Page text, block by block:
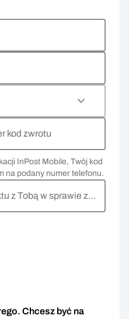
kod zwrotu
InPost Mobile, Twój kod
na podany numer telefonu.
z Tobą w sprawie zwrotu
Chcesz być na